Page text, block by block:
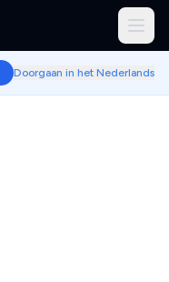
Doorgaan in het Nederlands